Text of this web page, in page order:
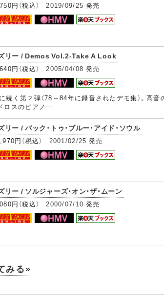
円（税込）2019/09/25 発売
リー / Demos Vol.2-Take A Look
円（税込）2005/04/08 発売
続く第２弾（78～84年に録音されたデモ集）。
ロスのピアノ…
リー / バック・トゥ・ブルー・アイド・ソウル
円（税込） 2001/02/25 発売
リー / ソルジャーズ・オン・ザ・ムーン
円（税込）2000/07/10 発売
みる»